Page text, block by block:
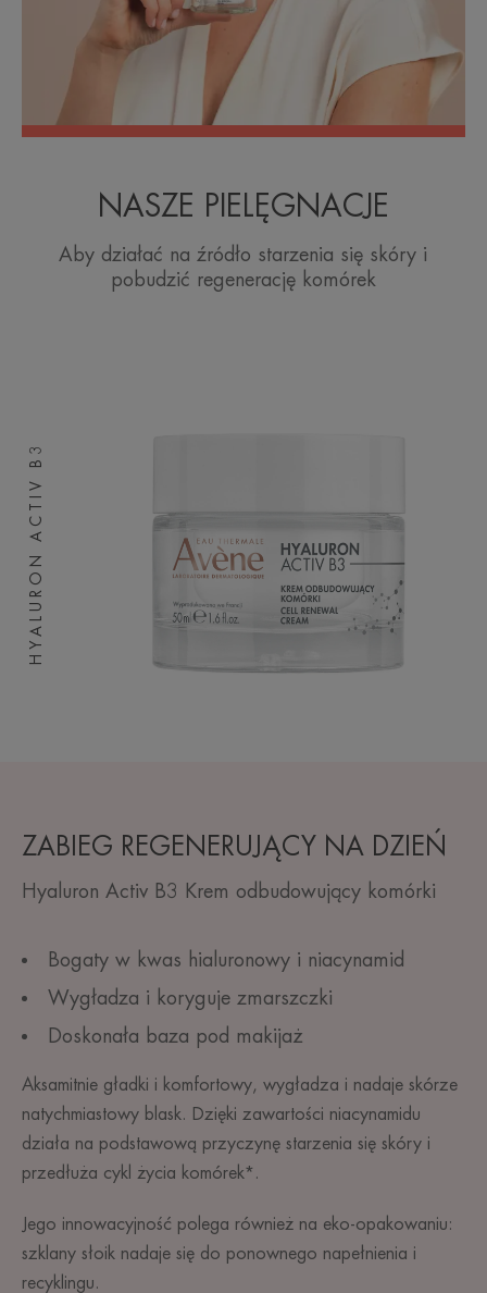
NASZE PIELĘGNACJE
Aby działać na źródło starzenia się skóry i
pobudzić regenerację komórek
HYALURON ACTIV B3
ZABIEG REGENERUJĄCY NA DZIEŃ
Hyaluron Activ B3 Krem odbudowujący komórki
Bogaty w kwas hialuronowy i niacynamid
Wygładza i koryguje zmarszczki
Doskonała baza pod makijaż
Aksamitnie gładki i komfortowy, wygładza i nadaje skórze
natychmiastowy blask. Dzięki zawartości niacynamidu
działa na podstawową przyczynę starzenia się skóry i
przedłuża cykl życia komórek*.
Jego innowacyjność polega również na eko-opakowaniu:
szklany słoik nadaje się do ponownego napełnienia i
recyklingu.